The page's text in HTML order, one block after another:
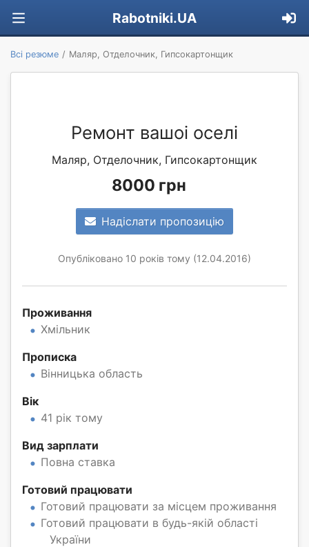
Rabotniki.UA
Всі резюме Маляр, Отделочник, Гипсокартонщик
Ремонт вашоі оселі
Маляр, Отделочник, Гипсокартонщик
8000 грн
Надіслати пропозицію
Опубліковано 10 років тому (12.04.2016)
Проживання
Хмільник
Прописка
Вінницька область
Вік
41 рік тому
Вид зарплати
Повна ставка
Готовий працювати
Готовий працювати за місцем проживання
Готовий працювати в будь-якій області
України